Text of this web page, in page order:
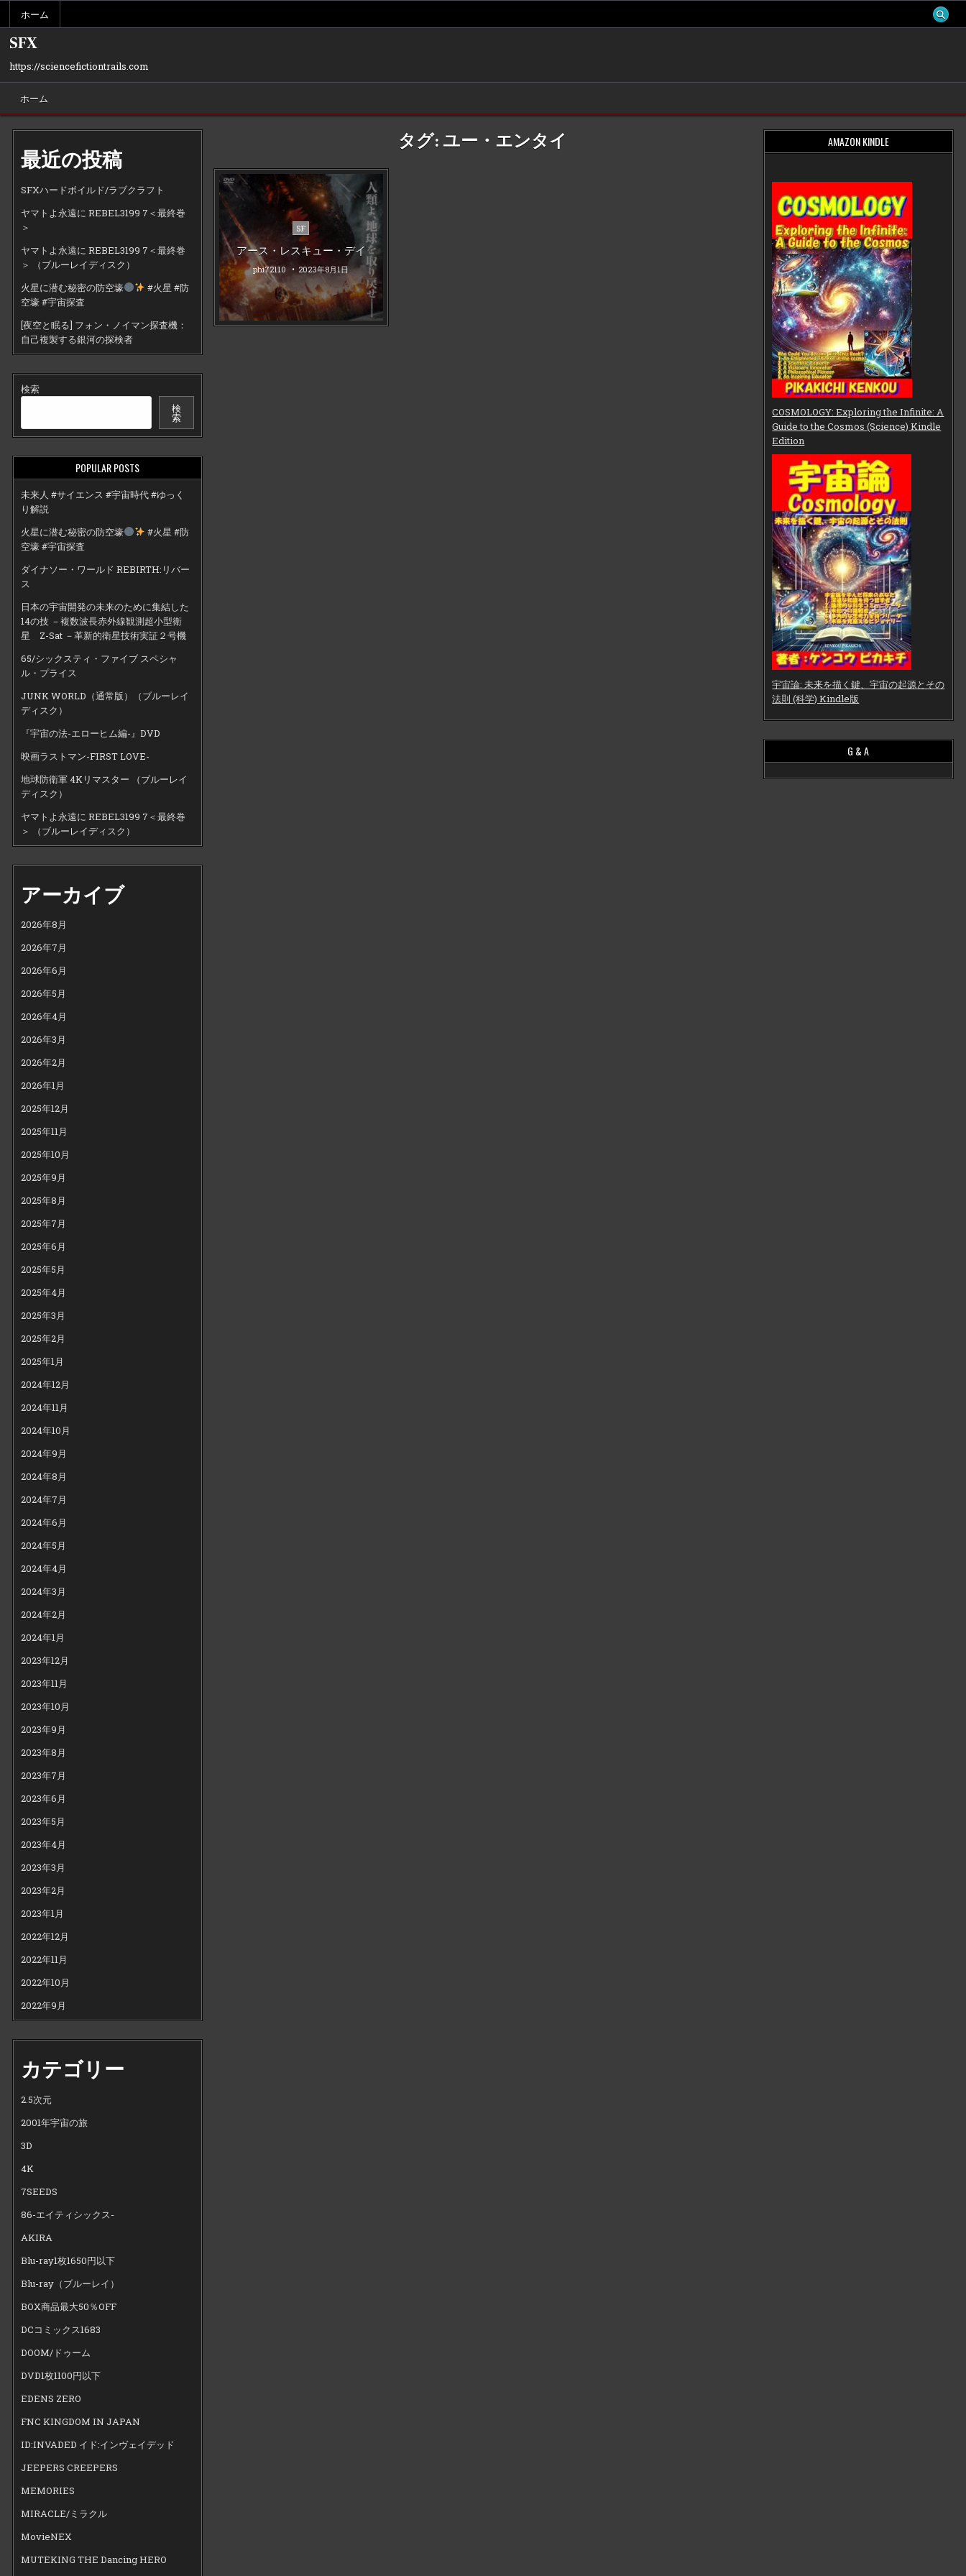
content
ホーム
SFX
https://sciencefictiontrails.com
ホーム
最近の投稿
SFXハードボイルド/ラブクラフト
ヤマトよ永遠に REBEL3199 7＜最終巻
＞
ヤマトよ永遠に REBEL3199 7＜最終巻
＞ （ブルーレイディスク）
火星に潜む秘密の防空壕
#火星 #防
空壕 #宇宙探査
[夜空と眠る] フォン・ノイマン探査機：
自己複製する銀河の探検者
検索
検
索
POPULAR POSTS
未来人 #サイエンス #宇宙時代 #ゆっく
り解説
火星に潜む秘密の防空壕
#火星 #防
空壕 #宇宙探査
ダイナソー・ワールド REBIRTH:リバー
ス
日本の宇宙開発の未来のために集結した
14の技 －複数波長赤外線観測超小型衛
星 Z-Sat －革新的衛星技術実証２号機
65/シックスティ・ファイブ スペシャ
ル・プライス
JUNK WORLD（通常版）（ブルーレイ
ディスク）
『宇宙の法-エローヒム編-』DVD
映画ラストマン-FIRST LOVE-
地球防衛軍 4Kリマスター （ブルーレイ
ディスク）
ヤマトよ永遠に REBEL3199 7＜最終巻
＞ （ブルーレイディスク）
アーカイブ
2026年8月
2026年7月
2026年6月
2026年5月
2026年4月
2026年3月
2026年2月
2026年1月
2025年12月
2025年11月
2025年10月
2025年9月
2025年8月
2025年7月
2025年6月
2025年5月
2025年4月
2025年3月
2025年2月
2025年1月
2024年12月
2024年11月
2024年10月
2024年9月
2024年8月
2024年7月
2024年6月
2024年5月
2024年4月
2024年3月
2024年2月
2024年1月
2023年12月
2023年11月
2023年10月
2023年9月
2023年8月
2023年7月
2023年6月
2023年5月
2023年4月
2023年3月
2023年2月
2023年1月
2022年12月
2022年11月
2022年10月
2022年9月
カテゴリー
2.5次元
2001年宇宙の旅
3D
4K
7SEEDS
86-エイティシックス-
AKIRA
Blu-ray1枚1650円以下
Blu-ray（ブルーレイ）
BOX商品最大50％OFF
DCコミックス1683
DOOM/ドゥーム
DVD1枚1100円以下
EDENS ZERO
FNC KINGDOM IN JAPAN
ID:INVADED イド:インヴェイデッド
JEEPERS CREEPERS
MEMORIES
MIRACLE/ミラクル
MovieNEX
MUTEKING THE Dancing HERO
タグ: ユー・エンタイ
Posted
in
SF
アース・レスキュー・デイ
phi72110 2023年8月1日
AMAZON KINDLE
COSMOLOGY: Exploring the Infinite: A
Guide to the Cosmos (Science) Kindle
Edition
宇宙論: 未来を描く鍵、宇宙の起源とその
法則 (科学) Kindle版
G & A